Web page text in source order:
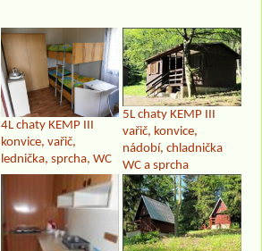
4L chaty KEMP III
konvice, vařič,
lednička, sprcha, WC
5L chaty KEMP III
vařič, konvice,
nádobí, chladnička
WC a sprcha